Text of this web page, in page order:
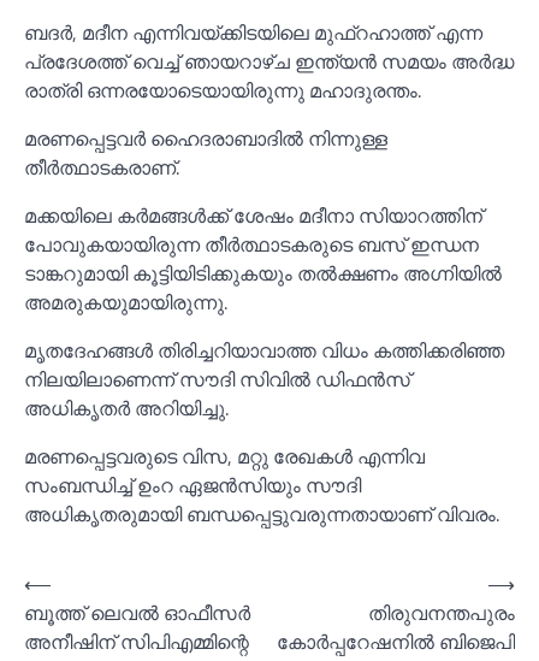
ബദർ, മദീന എന്നിവയ്ക്കിടയിലെ മുഫ്റഹാത്ത് എന്ന
പ്രദേശത്ത് വെച്ച്‌ ഞായറാഴ്ച ഇന്ത്യൻ സമയം അർദ്ധ
രാത്രി ഒന്നരയോടെയായിരുന്നു മഹാദുരന്തം.
മരണപ്പെട്ടവർ ഹൈദരാബാദില്‍ നിന്നുള്ള
തീർത്ഥാടകരാണ്.
മക്കയിലെ കർമങ്ങള്‍ക്ക് ശേഷം മദീനാ സിയാറത്തിന്
പോവുകയായിരുന്ന തീർത്ഥാടകരുടെ ബസ് ഇന്ധന
ടാങ്കറുമായി കൂട്ടിയിടിക്കുകയും തല്‍ക്ഷണം അഗ്നിയില്‍
അമരുകയുമായിരുന്നു.
മൃതദേഹങ്ങള്‍ തിരിച്ചറിയാവാത്ത വിധം കത്തിക്കരിഞ്ഞ
നിലയിലാണെന്ന് സൗദി സിവില്‍ ഡിഫൻസ്
അധികൃതർ അറിയിച്ചു.
മരണപ്പെട്ടവരുടെ വിസ, മറ്റു രേഖകള്‍ എന്നിവ
സംബന്ധിച്ച്‌ ഉംറ ഏജൻസിയും സൗദി
അധികൃതരുമായി ബന്ധപ്പെട്ടുവരുന്നതായാണ് വിവരം.
Post
navigation
⟵
ബൂത്ത് ലെവല്‍ ഓഫീസര്‍
അനീഷിന് സിപിഎമ്മിന്റെ
തിരുവനന്തപുരം
കോര്‍പ്പറേഷനില്‍ ബിജെപി
⟶